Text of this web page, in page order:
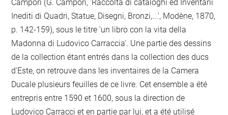
Campori (G. Campori, 'Raccolta di cataloghi ed Inventarii
Inediti di Quadri, Statue, Disegni, Bronzi,...', Modène, 1870,
p. 142-159), sous le titre 'un libro con la vita della
Madonna di Ludovico Carraccia'. Une partie des dessins
de la collection étant entrés dans la collection des ducs
d'Este, on retrouve dans les inventaires de la Camera
Ducale plusieurs feuilles de ce livre. Cet ensemble a été
entrepris entre 1590 et 1600, sous la direction de
Ludovico Carracci et en partie par lui, et a été utilisé